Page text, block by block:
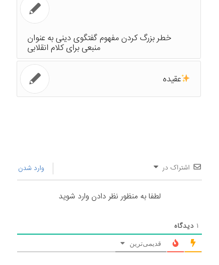
خطر بزرگ کردن مفهوم گفتگوی دینی به عنوان
منبعی برای کلام انقلابی
عقیده
اشتراک در وارد شدن
لطفا به منظور نظر دادن وارد شوید
۱ دیدگاه
قدیمی‌ترین